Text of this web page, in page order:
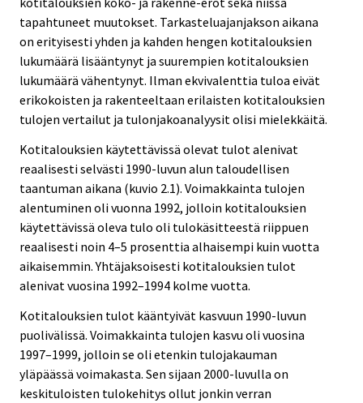
tapahtuneet muutokset. Tarkasteluajanjakson aikana
on erityisesti yhden ja kahden hengen kotitalouksien
lukumäärä lisääntynyt ja suurempien kotitalouksien
lukumäärä vähentynyt. Ilman ekvivalenttia tuloa eivät
erikokoisten ja rakenteeltaan erilaisten kotitalouksien
tulojen vertailut ja tulonjakoanalyysit olisi mielekkäitä.
Kotitalouksien käytettävissä olevat tulot alenivat
reaalisesti selvästi 1990-luvun alun taloudellisen
taantuman aikana (kuvio 2.1). Voimakkainta tulojen
alentuminen oli vuonna 1992, jolloin kotitalouksien
käytettävissä oleva tulo oli tulokäsitteestä riippuen
reaalisesti noin 4–5 prosenttia alhaisempi kuin vuotta
aikaisemmin. Yhtäjaksoisesti kotitalouksien tulot
alenivat vuosina 1992–1994 kolme vuotta.
Kotitalouksien tulot kääntyivät kasvuun 1990-luvun
puolivälissä. Voimakkainta tulojen kasvu oli vuosina
1997–1999, jolloin se oli etenkin tulojakauman
yläpäässä voimakasta. Sen sijaan 2000-luvulla on
keskituloisten tulokehitys ollut jonkin verran